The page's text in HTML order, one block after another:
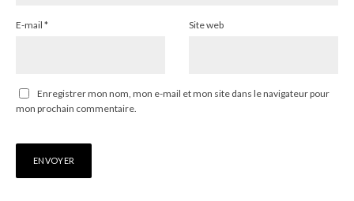
E-mail * Site web
Enregistrer mon nom, mon e-mail et mon site dans le navigateur pour
mon prochain commentaire.